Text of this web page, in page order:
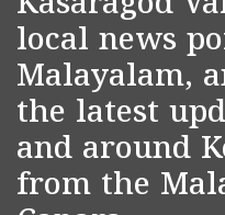
local news
Malayalam,
the latest
and around
from the